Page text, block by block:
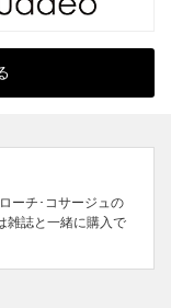
ーチ･コサージュの
雑誌と一緒に購入で